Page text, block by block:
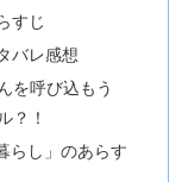
すじ
バレ感想
を呼び込もう
？！
らし」のあらす